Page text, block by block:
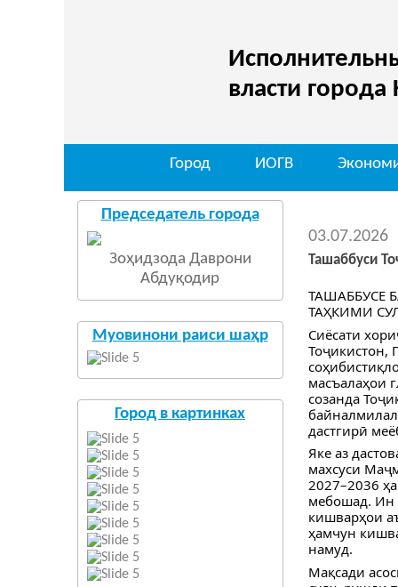
власти
Город ИОГВ
Председатель города
Зоҳидзода Даврони
Абдуқодир
Муовинони раиси шаҳр
Город в картинках
03.07.2026
Ташаббуси
ТАШАББУСЕ
ТАҲКИМИ
Сиёсати
Тоҷикистон,
масъалаҳои
созанда
дастгирӣ
Яке аз
махсуси
2027–2036
мебошад. Ин
кишварҳои
ҳамчун
намуд.
Мақсади